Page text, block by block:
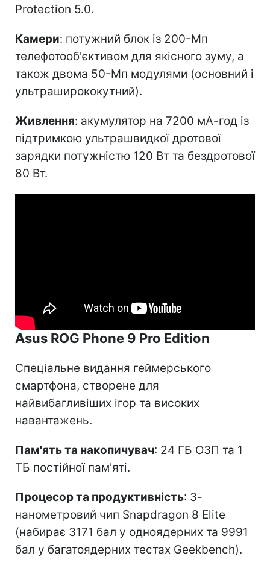
Protection 5.0.
Камери: потужний блок із 200-Мп
телефотооб'єктивом для якісного зуму, а
також двома 50-Мп модулями (основний і
ультраширококутний).
Живлення: акумулятор на 7200 мА-год із
підтримкою ультрашвидкої дротової
зарядки потужністю 120 Вт та бездротової
80 Вт.
Asus ROG Phone 9 Pro Edition
Спеціальне видання геймерського
смартфона, створене для
найвибагливіших ігор та високих
навантажень.
Пам'ять та накопичувач: 24 ГБ ОЗП та 1
ТБ постійної пам'яті.
Процесор та продуктивність: 3-
нанометровий чип Snapdragon 8 Elite
(набирає 3171 бал у одноядерних та 9991
бал у багатоядерних тестах Geekbench).